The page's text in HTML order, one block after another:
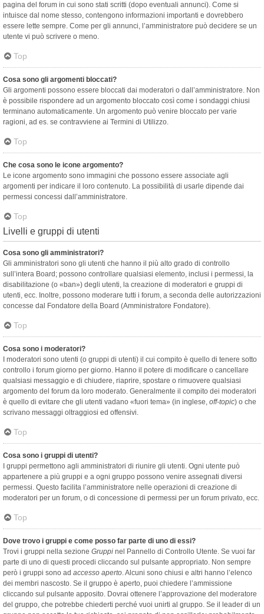
pagina del forum in cui sono stati scritti (dopo eventuali annunci). Come si
intuisce dal nome stesso, contengono informazioni importanti e dovrebbero
essere lette sempre. Come per gli annunci, l’amministratore può decidere se un
utente vi può scrivere o meno.
Top
Cosa sono gli argomenti bloccati?
Gli argomenti possono essere bloccati dai moderatori o dall’amministratore. Non
è possibile rispondere ad un argomento bloccato così come i sondaggi chiusi
terminano automaticamente. Un argomento può venire bloccato per varie
ragioni, ad es. se contravviene ai Termini di Utilizzo.
Top
Che cosa sono le icone argomento?
Le icone argomento sono immagini che possono essere associate agli
argomenti per indicare il loro contenuto. La possibilità di usarle dipende dai
permessi concessi dall’amministratore.
Top
Livelli e gruppi di utenti
Cosa sono gli amministratori?
Gli amministratori sono gli utenti che hanno il più alto grado di controllo
sull’intera Board; possono controllare qualsiasi elemento, inclusi i permessi, la
disabilitazione (o «ban») degli utenti, la creazione di moderatori e gruppi di
utenti, ecc. Inoltre, possono moderare tutti i forum, a seconda delle autorizzazioni
concesse dal Fondatore della Board (Amministratore Fondatore).
Top
Cosa sono i moderatori?
I moderatori sono utenti (o gruppi di utenti) il cui compito è quello di tenere sotto
controllo i forum giorno per giorno. Hanno il potere di modificare o cancellare
qualsiasi messaggio e di chiudere, riaprire, spostare o rimuovere qualsiasi
argomento del forum da loro moderato. Generalmente il compito dei moderatori
è quello di evitare che gli utenti vadano «fuori tema» (in inglese, off-topic) o che
scrivano messaggi oltraggiosi ed offensivi.
Top
Cosa sono i gruppi di utenti?
I gruppi permettono agli amministratori di riunire gli utenti. Ogni utente può
appartenere a più gruppi e a ogni gruppo possono venire assegnati diversi
permessi. Questo facilita l’amministratore nelle operazioni di creazione di
moderatori per un forum, o di concessione di permessi per un forum privato, ecc.
Top
Dove trovo i gruppi e come posso far parte di uno di essi?
Trovi i gruppi nella sezione Gruppi nel Pannello di Controllo Utente. Se vuoi far
parte di uno di questi procedi cliccando sul pulsante appropriato. Non sempre
però i gruppi sono ad accesso aperto. Alcuni sono chiusi e altri hanno l’elenco
dei membri nascosto. Se il gruppo è aperto, puoi chiedere l’ammissione
cliccando sul pulsante apposito. Dovrai ottenere l’approvazione del moderatore
del gruppo, che potrebbe chiederti perché vuoi unirti al gruppo. Se il leader di un